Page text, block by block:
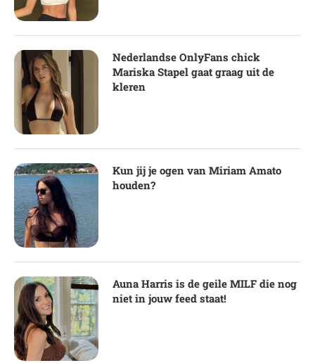
Nederlandse OnlyFans chick
Mariska Stapel gaat graag uit de
kleren
Kun jij je ogen van Miriam Amato
houden?
Auna Harris is de geile MILF die nog
niet in jouw feed staat!